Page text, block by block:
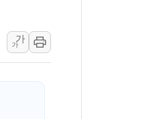
택가서 흉기 난동…60대 남성 2명 숨져
때문에 손해 보는 일 없게"…'결혼
가
가